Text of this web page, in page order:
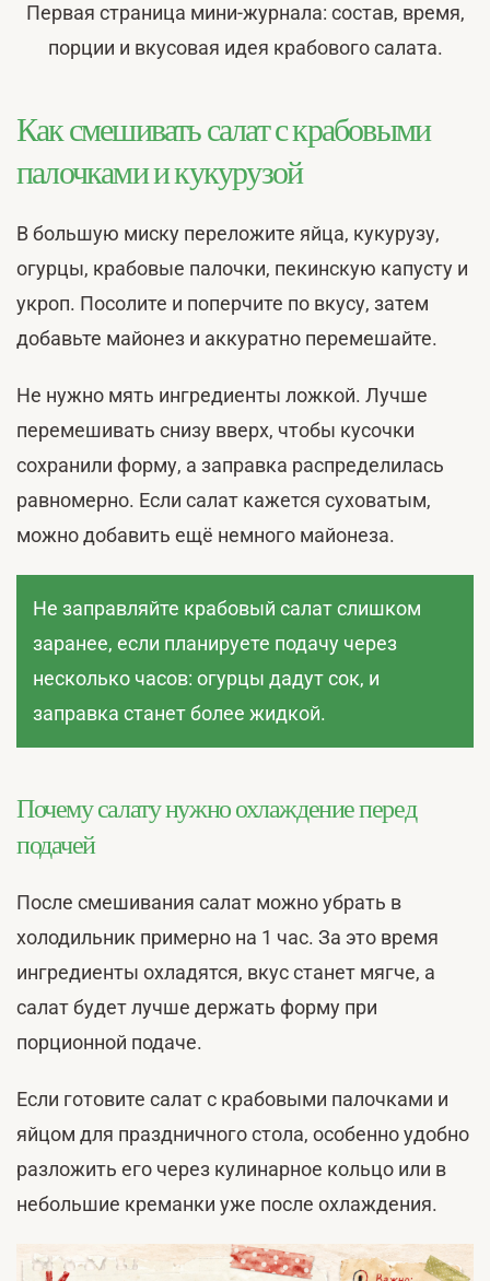
Первая страница мини-журнала: состав, время,
порции и вкусовая идея крабового салата.
Как смешивать салат с крабовыми
палочками и кукурузой
В большую миску переложите яйца, кукурузу,
огурцы, крабовые палочки, пекинскую капусту и
укроп. Посолите и поперчите по вкусу, затем
добавьте майонез и аккуратно перемешайте.
Не нужно мять ингредиенты ложкой. Лучше
перемешивать снизу вверх, чтобы кусочки
сохранили форму, а заправка распределилась
равномерно. Если салат кажется суховатым,
можно добавить ещё немного майонеза.
Не заправляйте крабовый салат слишком
заранее, если планируете подачу через
несколько часов: огурцы дадут сок, и
заправка станет более жидкой.
Почему салату нужно охлаждение перед
подачей
После смешивания салат можно убрать в
холодильник примерно на 1 час. За это время
ингредиенты охладятся, вкус станет мягче, а
салат будет лучше держать форму при
порционной подаче.
Если готовите салат с крабовыми палочками и
яйцом для праздничного стола, особенно удобно
разложить его через кулинарное кольцо или в
небольшие креманки уже после охлаждения.